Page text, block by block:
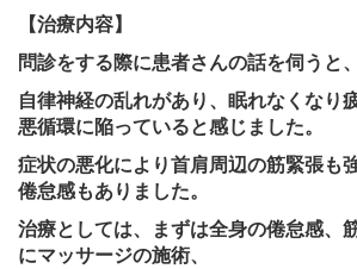
【治療内容】
問診をする際に患者さんの話を伺うと
自律神経の乱れがあり、眠れなくなり
悪循環に陥っていると感じました。
症状の悪化により首肩周辺の筋緊張も
倦怠感もありました。
治療としては、まずは全身の倦怠感、
にマッサージの施術、